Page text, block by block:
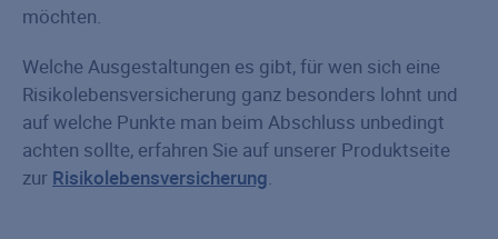
möchten.
Welche Ausgestaltungen es gibt, für wen sich eine
Risikolebensversicherung ganz besonders lohnt und
auf welche Punkte man beim Abschluss unbedingt
achten sollte, erfahren Sie auf unserer Produktseite
zur Risikolebensversicherung.